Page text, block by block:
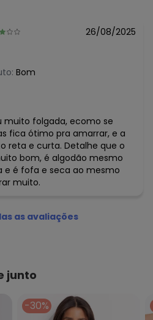
é o menor oferecido em
N/D*
26/08/2025
Bom
muito folgada, ecomo se
fica ótimo pra amarrar, e a
reta e curta. Detalhe que o
bom, é algodão mesmo
e é fofa e seca ao mesmo
muito.
as avaliações
junto
-30%